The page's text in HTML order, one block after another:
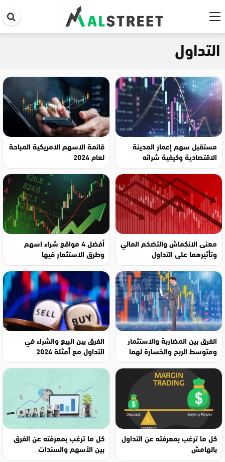
التداول
مستقبل سهم إعمار المدينة
الاقتصادية وكيفية شرائه
قائمة الاسهم الامريكية المباحة
لعام 2024
معنى الانكماش والتضخم المالي
وتأثيرهما على التداول
أفضل 4 مواقع شراء اسهم
وطرق الاستثمار فيها
الفرق بين المضاربة والاستثمار
ومتوسط الربح والخسارة لهما
الفرق بين البيع والشراء في
التداول مع أمثلة 2024
كل ما ترغب بمعرفته عن التداول
بالهامش
كل ما ترغب بمعرفته عن الفرق
بين الأسهم والسندات